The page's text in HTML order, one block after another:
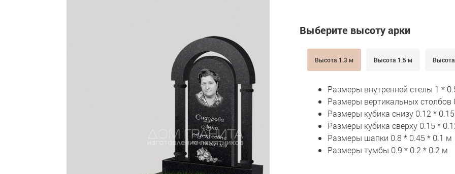
Выберите высоту арки
Высота 1.3 м Высота 1.5 м
Размеры внутренней стелы 1 *
Размеры вертикальных столбов
Размеры кубика снизу 0.12 *
Размеры кубика сверху 0.15 *
Размеры шапки 0.8 * 0.45 * 0.1 м
Размеры тумбы 0.9 * 0.2 * 0.2 м